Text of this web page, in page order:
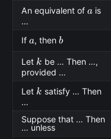
An equivalent ofa
a is
…
Ifa
a, thenb
b
Let k
k be … Then …,
provided …
Let k
k satisfy … Then
…
Suppose that … Then
… unless